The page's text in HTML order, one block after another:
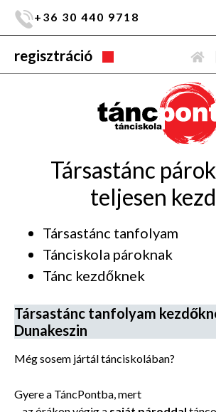
+36 30 440 9718
regisztráció
Társastánc
teljesen
Társastánc tanfolyam
Tánciskola pároknak
Tánc kezdőknek
Társastánc tanfolyam
Dunakeszin
Még sosem jártál tánciskolában?
Gyere a TáncPontba, mert